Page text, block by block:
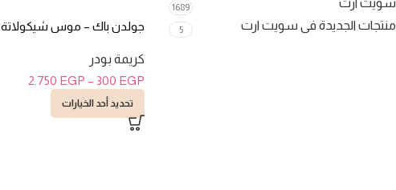
سويت ارت 1689
منتجات الجديدة فى سويت ارت 5 جولدن باك – موس شيكولاتة
كريمة بودر
300 EGP
–
2.750 EGP
تحديد أحد الخيارات